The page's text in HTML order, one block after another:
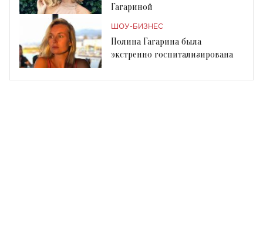
Гагариной
ШОУ-БИЗНЕС
Полина Гагарина была
экстренно госпитализирована